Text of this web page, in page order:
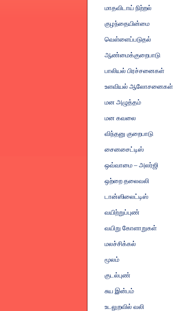
மாதவிடாய் நிற்றல்
குழந்தையின்மை
வெள்ளைப்படுதல்
ஆண்மைக்குறைபாடு
பாலியல் பிரச்சனைகள்
உளவியல் ஆலோசனைகள்
மன அழுத்தம்
மன கவலை
விந்தனு குறைபாடு
சைனசைட்டிஸ்
ஒவ்வாமை – அலர்ஜி
ஒற்றை தலைவலி
டான்ஸிலைட்டிஸ்
வயிற்றுப்புண்
வயிறு கோளாறுகள்
மலச்சிக்கல்
மூலம்
குடல்புண்
சுய இன்பம்
உடலுறவில் வலி